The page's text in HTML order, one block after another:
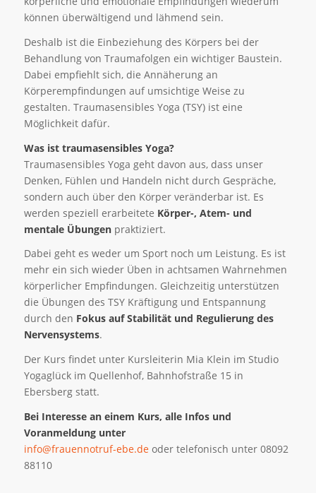
können überwältigend und lähmend sein.
Deshalb ist die Einbeziehung des Körpers bei der
Behandlung von Traumafolgen ein wichtiger Baustein.
Dabei empfiehlt sich, die Annäherung an
Körperempfindungen auf umsichtige Weise zu
gestalten. Traumasensibles Yoga (TSY) ist eine
Möglichkeit dafür.
Was ist traumasensibles Yoga?
Traumasensibles Yoga geht davon aus, dass unser
Denken, Fühlen und Handeln nicht durch Gespräche,
sondern auch über den Körper veränderbar ist. Es
werden speziell erarbeitete Körper-, Atem- und
mentale Übungenpraktiziert.
Dabei geht es weder um Sport noch um Leistung. Es ist
mehr ein sich wieder Üben in achtsamen Wahrnehmen
körperlicher Empfindungen. Gleichzeitig unterstützen
die Übungen des TSY Kräftigung und Entspannung
durch den Fokus auf Stabilität und Regulierung des
Nervensystems.
Der Kurs findet unter Kursleiterin Mia Klein im Studio
Yogaglück im Quellenhof, Bahnhofstraße 15 in
Ebersberg statt.
Bei Interesse an einem Kurs, alle Infos und
Voranmeldung unter
info@frauennotruf-ebe.deoder telefonisch unter 08092
88110